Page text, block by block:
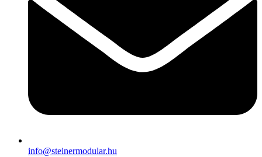
info@steinermodular.hu